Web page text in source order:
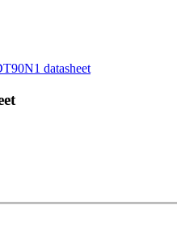
datasheet